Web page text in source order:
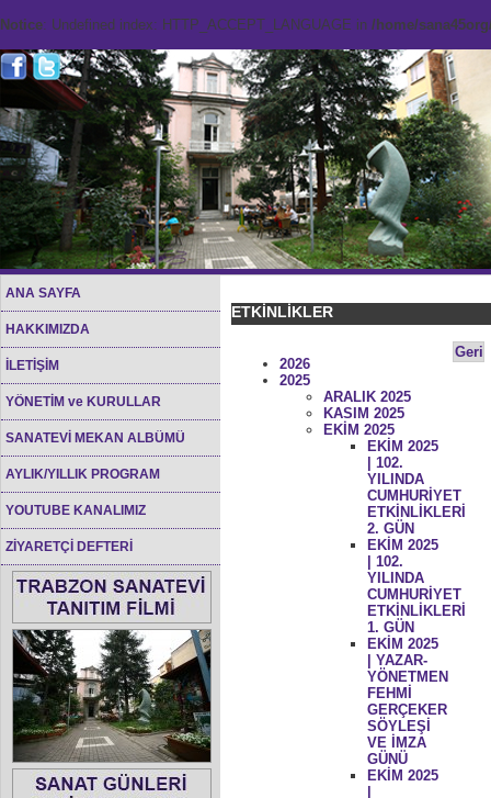
Notice: Undefined index: HTTP_ACCEPT_LANGUAGE in /home/
ANA SAYFA
HAKKIMIZDA
İLETİŞİM
YÖNETİM ve KURULLAR
SANATEVİ MEKAN ALBÜMÜ
AYLIK/YILLIK PROGRAM
YOUTUBE KANALIMIZ
ZİYARETÇİ DEFTERİ
ETKİNLİKLER
Geri
2026
2025
ARALIK 2025
KASIM 2025
EKİM 2025
EKİM 2025
| 102.
YILINDA
CUMHURİYET
ETKİNLİKLERİ
2. GÜN
EKİM 2025
| 102.
YILINDA
CUMHURİYET
ETKİNLİKLERİ
1. GÜN
EKİM 2025
| YAZAR-
YÖNETMEN
FEHMİ
GERÇEKER
SÖYLEŞİ
VE İMZA
GÜNÜ
EKİM 2025